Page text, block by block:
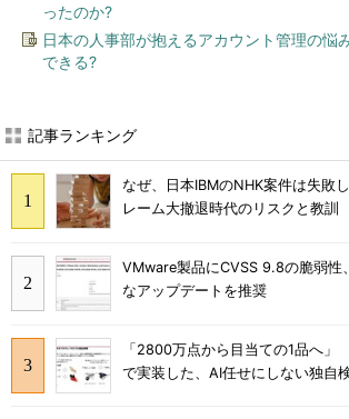
ったのか?
日本の人事部が抱えるアカウント管理の悩
できる?
記事ランキング
なぜ、日本IBMのNHK案件は失敗
レーム大撤退時代のリスクと教訓
VMware製品にCVSS 9.8の脆弱
なアップデートを推奨
「2800万点から目当ての1品へ
で実装した、AI任せにしない独自